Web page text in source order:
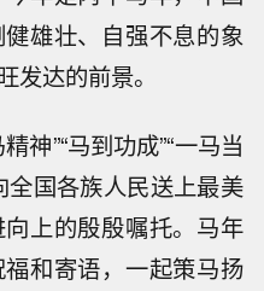
雄壮、自强不息的象
发达的前景。
神”“马到功成”“一马当
全国各族人民送上最美
上的殷殷嘱托。马年
和寄语，一起策马扬